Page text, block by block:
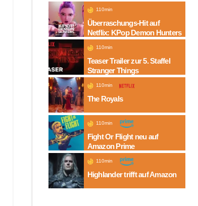
110min
Überraschungs-Hit auf
Netflix: KPop Demon Hunters
110min
Teaser Trailer zur 5. Staffel
Stranger Things
110min
The Royals
110min
Fight Or Flight neu auf
Amazon Prime
110min
Highlander trifft auf Amazon